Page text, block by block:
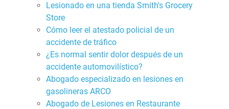
Lesionado en una tienda Smith's Grocery
Store
Cómo leer el atestado policial de un
accidente de tráfico
¿Es normal sentir dolor después de un
accidente automovilístico?
Abogado especializado en lesiones en
gasolineras ARCO
Abogado de Lesiones en Restaurante